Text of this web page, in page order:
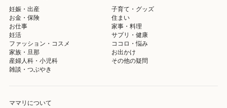
妊娠・出産
子育て・グッズ
お金・保険
住まい
お仕事
家事・料理
妊活
サプリ・健康
ファッション・コスメ
ココロ・悩み
家族・旦那
お出かけ
産婦人科・小児科
その他の疑問
雑談・つぶやき
ママリについて